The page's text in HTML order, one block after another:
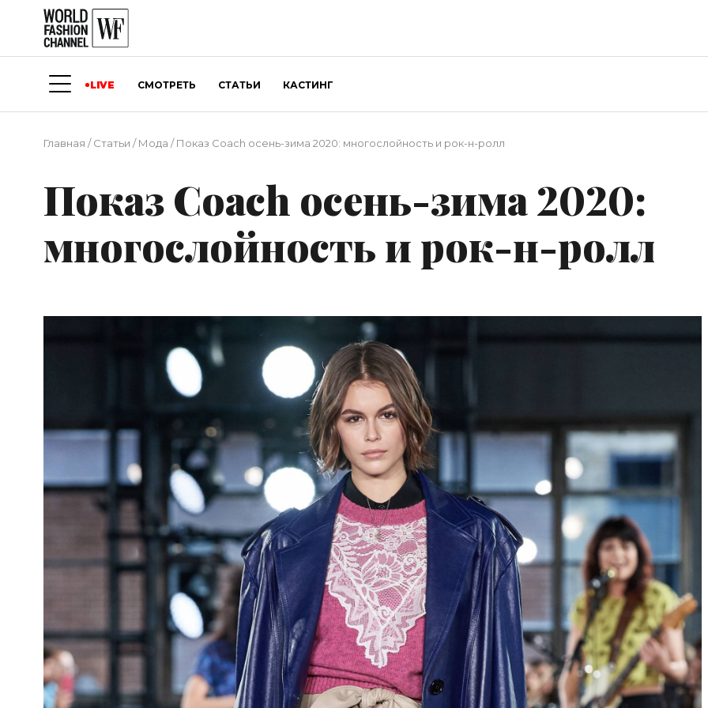
LIVE СМОТРЕТЬ СТАТЬИ КАСТИНГ
Главная /Статьи /Мода /Показ Coach осень-зима 2020: многослойность и рок-н-ролл
Показ Coach осень-зима 2020:
многослойность и рок-н-ролл